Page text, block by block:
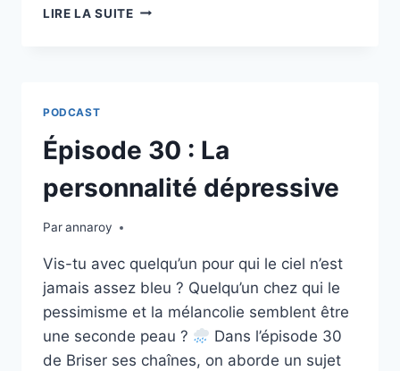
LIRE LA SUITEÉPISODE
SON
IDENTITÉ
FACE
À
PODCAST
Épisode 30 : La
personnalité dépressive
Parannaroy
Vis-tu avec quelqu’un pour qui le ciel n’est
jamais assez bleu ? Quelqu’un chez qui le
pessimisme et la mélancolie semblent être
une seconde peau ?
Dans l’épisode 30
de Briser ses chaînes, on aborde un sujet